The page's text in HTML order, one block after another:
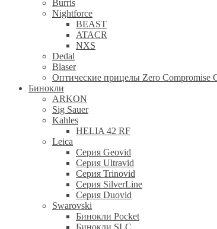
Burris
Nightforce
BEAST
ATACR
NXS
Dedal
Blaser
Оптические прицелы Zero Compromise
Бинокли
ARKON
Sig Sauer
Kahles
HELIA 42 RF
Leica
Серия Geovid
Серия Ultravid
Серия Trinovid
Серия SilverLine
Серия Duovid
Swarovski
Бинокли Pocket
Бинокли SLC